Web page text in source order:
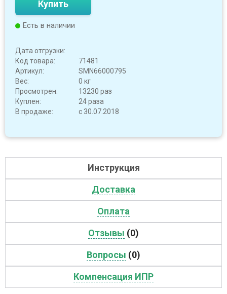
Купить
Есть в наличии
Дата отгрузки:
Код товара:
71481
Артикул:
SMN66000795
Вес:
0 кг
Просмотрен:
13230 раз
Куплен:
24 раза
В продаже:
с 30.07.2018
Инструкция
Доставка
Оплата
Отзывы (0)
Вопросы (0)
Компенсация ИПР